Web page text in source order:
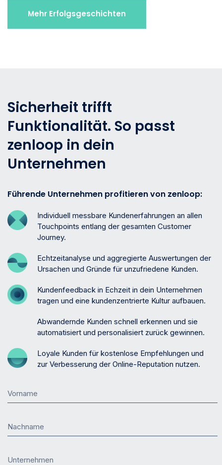
Mehr Erfolgsgeschichten
Sicherheit trifft
Funktionalität. So passt
zenloop in dein
Unternehmen
Führende Unternehmen profitieren von zenloop:
Individuell messbare Kundenerfahrungen an allen
Touchpoints entlang der gesamten Customer
Journey.
Echtzeitanalyse und aggregierte Auswertungen der
Ursachen und Gründe für unzufriedene Kunden.
Kundenfeedback in Echzeit in dein Unternehmen
tragen und eine kundenzentrierte Kultur aufbauen.
Abwandernde Kunden schnell erkennen und sie
automatisiert und personalisiert zurück gewinnen.
Loyale Kunden für kostenlose Empfehlungen und
zur Verbesserung der Online-Reputation nutzen.
Vorname
Nachname
Unternehmen